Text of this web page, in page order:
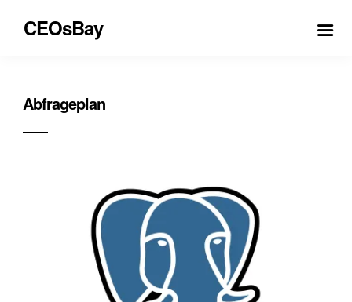
CEOsBay
Abfrageplan